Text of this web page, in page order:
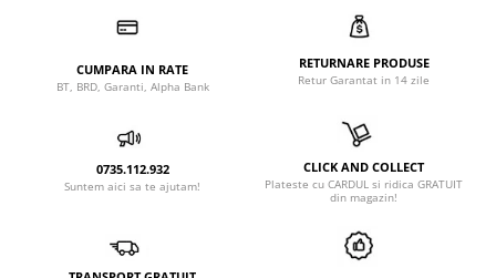
CUMPARA IN RATE
BT, BRD, Garanti, Alpha Bank
RETURNARE PRODUSE
Retur Garantat in 14 zile
0735.112.932
Suntem aici sa te ajutam!
CLICK AND COLLECT
Plateste cu CARDUL si ridica GRATUIT
din magazin!